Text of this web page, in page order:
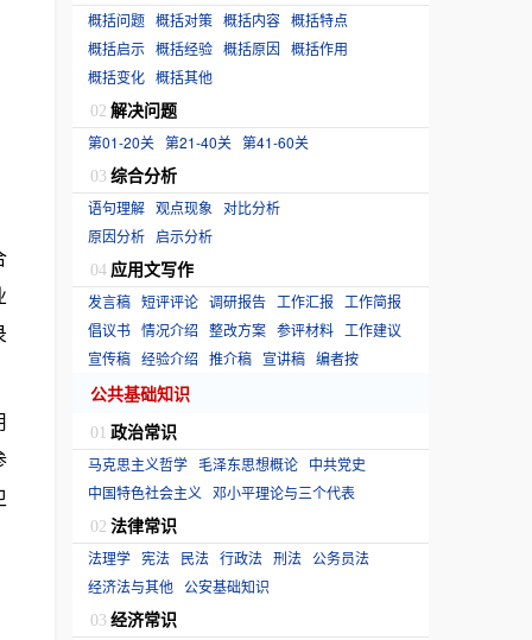
概括问题 概括对策 概括内容 概括特点
概括启示 概括经验 概括原因 概括作用
概括变化 概括其他
02 解决问题
第01-20关 第21-40关 第41-60关
03 综合分析
语句理解 观点现象 对比分析
原因分析 启示分析
04 应用文写作
发言稿 短评评论 调研报告 工作汇报
工作简报
倡议书 情况介绍 整改方案 参评材料 工作建议
宣传稿 经验介绍 推介稿 宣讲稿 编者按
公共基础知识
01 政治常识
马克思主义哲学 毛泽东思想概论 中共党史
中国特色社会主义 邓小平理论与三个代表
02 法律常识
法理学 宪法 民法 行政法 刑法 公务员法
经济法与其他 公安基础知识
03 经济常识